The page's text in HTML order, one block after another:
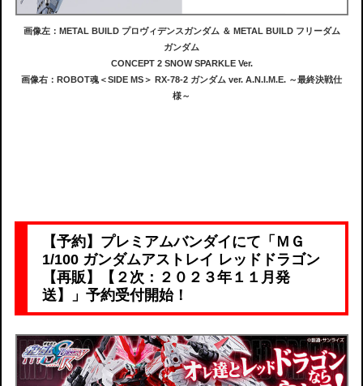
画像左：METAL BUILD プロヴィデンスガンダム ＆ METAL BUILD フリーダム
ガンダム
CONCEPT 2 SNOW SPARKLE Ver.
画像右：ROBOT魂＜SIDE MS＞ RX-78-2 ガンダム ver. A.N.I.M.E. ～最終決戦仕
様～
【予約】プレミアムバンダイにて「ＭＧ
1/100 ガンダムアストレイ レッドドラゴン
【再販】【２次：２０２３年１１月発
送】」予約受付開始！